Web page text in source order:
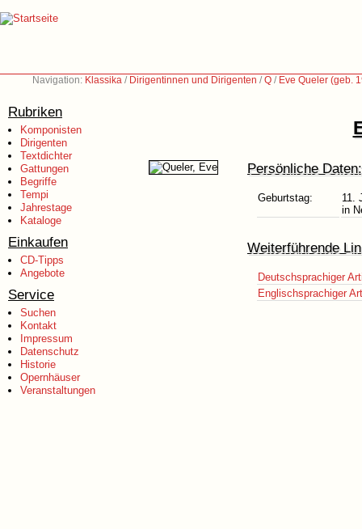
Navigation: Klassika / Dirigentinnen und Dirigenten /Q / Eve Queler (geb.
Rubriken
Komponisten
Dirigenten
Textdichter
Gattungen
Begriffe
Tempi
Jahrestage
Kataloge
Einkaufen
CD-Tipps
Angebote
Service
Suchen
Kontakt
Impressum
Datenschutz
Historie
Opernhäuser
Veranstaltungen
Persönliche Daten:
Geburtstag:
11.
in
Weiterführende
Deutschsprachiger
Englischsprachiger